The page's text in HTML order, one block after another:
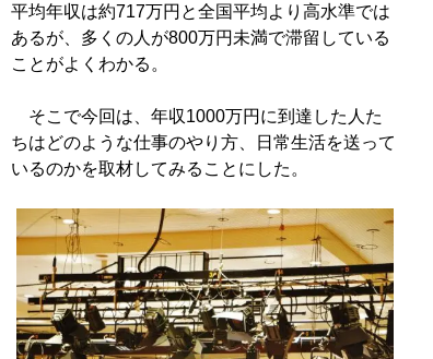
平均年収は約717万円と全国平均より高水準では
あるが、多くの人が800万円未満で滞留している
ことがよくわかる。
そこで今回は、年収1000万円に到達した人た
ちはどのような仕事のやり方、日常生活を送って
いるのかを取材してみることにした。